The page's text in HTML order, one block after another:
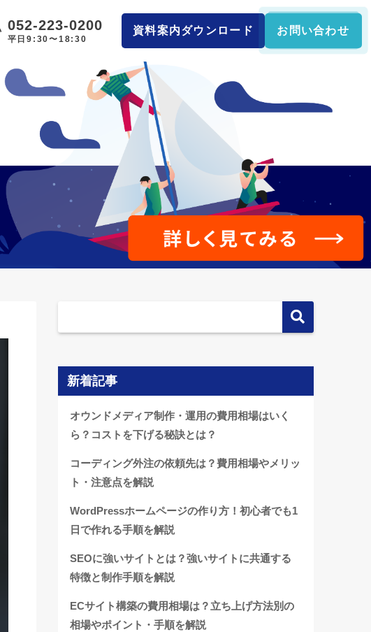
052-223-0200
平日9:30〜18:30
資料案内ダウンロード お問い合わせ
新着記事
オウンドメディア制作・運用の費用相場はいく
ら？コストを下げる秘訣とは？
コーディング外注の依頼先は？費用相場やメリッ
ト・注意点を解説
WordPressホームページの作り方！初心者でも1
日で作れる手順を解説
SEOに強いサイトとは？強いサイトに共通する
特徴と制作手順を解説
ECサイト構築の費用相場は？立ち上げ方法別の
相場やポイント・手順を解説